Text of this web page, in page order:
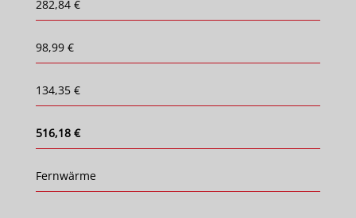
282,84 €
98,99 €
134,35 €
516,18 €
Fernwärme